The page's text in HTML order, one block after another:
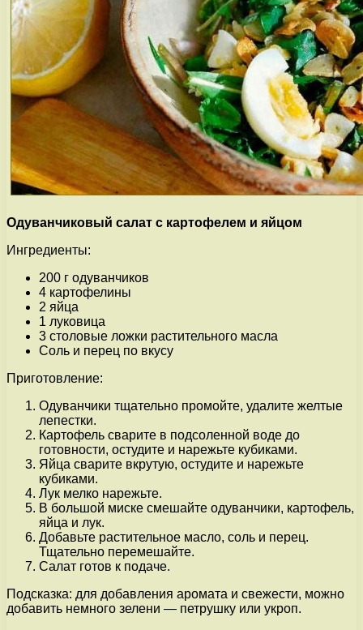
Одуванчиковый салат с картофелем и яйцом
Ингредиенты:
200 г одуванчиков
4 картофелины
2 яйца
1 луковица
3 столовые ложки растительного масла
Соль и перец по вкусу
Приготовление:
Одуванчики тщательно промойте, удалите желтые
лепестки.
Картофель сварите в подсоленной воде до
готовности, остудите и нарежьте кубиками.
Яйца сварите вкрутую, остудите и нарежьте
кубиками.
Лук мелко нарежьте.
В большой миске смешайте одуванчики, картофель,
яйца и лук.
Добавьте растительное масло, соль и перец.
Тщательно перемешайте.
Салат готов к подаче.
Подсказка: для добавления аромата и свежести, можно
добавить немного зелени — петрушку или укроп.